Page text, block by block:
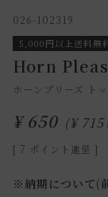
026-102319
5,000円以上送料無
Horn
ホーンプリーズ ト
¥ 650 ¥ 715
[ 7 ポイント進呈 ]
※納期について(